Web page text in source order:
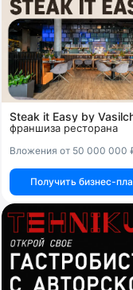
франшиза ресторана
Вложения от 50 000 000
Получить бизнес-